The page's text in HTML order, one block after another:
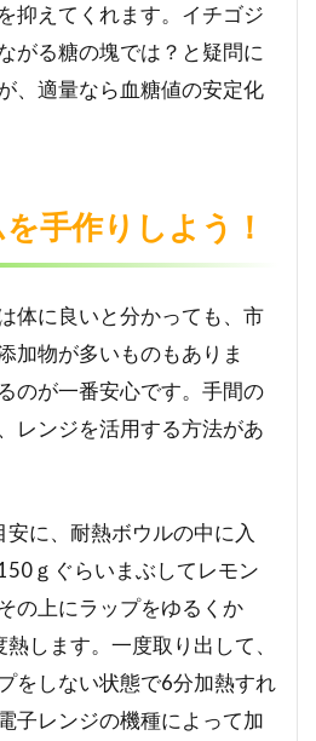
抑えてくれます。イチゴジ
がる糖の塊では？と疑問に
、適量なら血糖値の安定化
手作りしよう！
体に良いと分かっても、市
加物が多いものもありま
のが一番安心です。手間の
レンジを活用する方法があ
に、耐熱ボウルの中に入
ｇぐらいまぶしてレモン
の上にラップをゆるくか
します。一度取り出して、
をしない状態で6分加熱すれ
子レンジの機種によって加